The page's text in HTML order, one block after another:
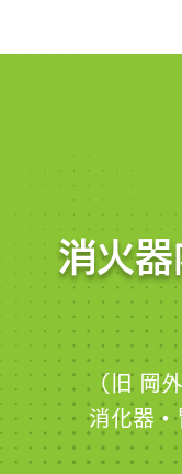
消火
（旧 岡
消化器・